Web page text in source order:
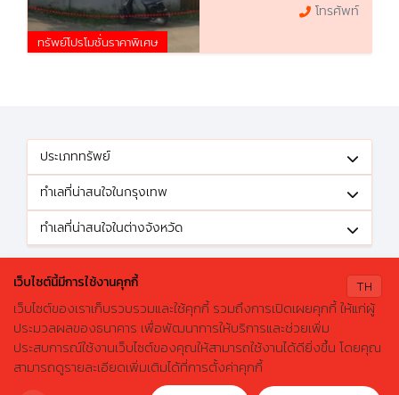
ค้นหาบ้านมือสองธอส.
ลองเปลี่ยนมาใช้ผ่านแอปดูสิ ใช้ง่าย รวดเร็ว โหลดเลย!
X
ทรัพย์โปรโมชั่นราคาพิเศษ
โทรศัพท์
ประเภททรัพย์
ทำเลที่น่าสนใจในกรุงเทพ
ทำเลที่น่าสนใจในต่างจังหวัด
© 2026 GHBhomecenter.com. All rights reserved.
ธนาคารอาคารสงเคราะห์ (สำนักงานใหญ่) 63 ถนนพระราม 9 เขตห้วยขวาง
กรุงเทพมหานคร 10310
TH
เว็บไซต์นี้มีการใช้งานคุกกี้
เว็บไซต์ของเราเก็บรวบรวมและใช้คุกกี้ รวมถึงการเปิดเผยคุกกี้ ให้แก่ผู้
ประมวลผลของธนาคาร เพื่อพัฒนาการให้บริการและช่วยเพิ่ม
ประสบการณ์ใช้งานเว็บไซต์ของคุณให้สามารถใช้งานได้ดียิ่งขึ้น โดยคุณ
สามารถดูรายละเอียดเพิ่มเติมได้ที่การตั้งค่าคุกกี้